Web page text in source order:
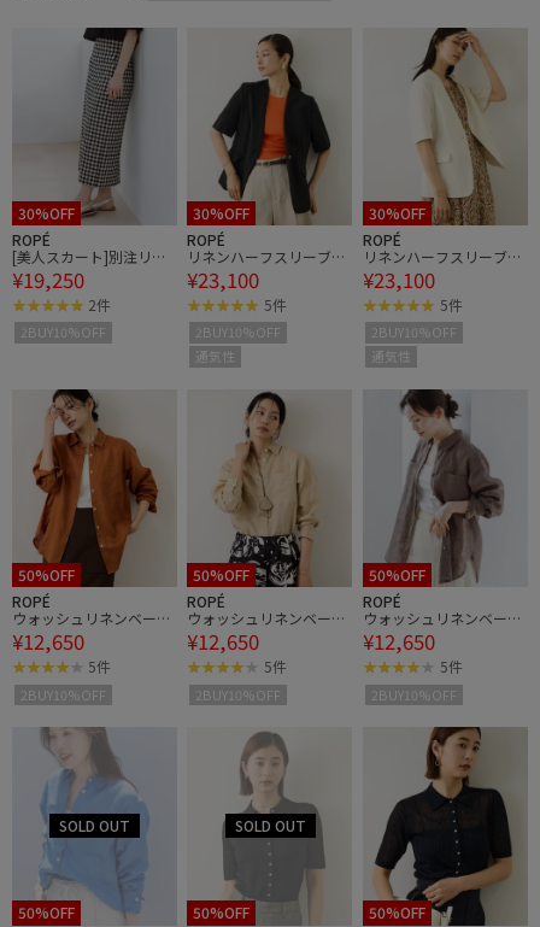
30%OFF
ROPÉ
[美人スカート]別注リネ
ン混ギンガムチェックポ
ケット付きタイトスカー
ト/イージーケア
¥19,250
2件
2BUY10%OFF
30%OFF
ROPÉ
リネンハーフスリーブノ
ーカラージャケット
¥23,100
5件
2BUY10%OFF
通気性
30%OFF
ROPÉ
リネンハーフスリーブノ
ーカラージャケット
¥23,100
5件
2BUY10%OFF
通気性
50%OFF
ROPÉ
ウォッシュリネンベーシ
ックシャツ/イージーケ
ア
¥12,650
5件
2BUY10%OFF
50%OFF
ROPÉ
ウォッシュリネンベーシ
ックシャツ/イージーケ
ア
¥12,650
5件
2BUY10%OFF
50%OFF
ROPÉ
ウォッシュリネンベーシ
ックシャツ/イージーケ
ア
¥12,650
5件
2BUY10%OFF
50%OFF
50%OFF
50%OFF